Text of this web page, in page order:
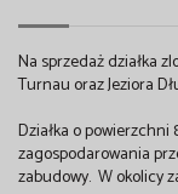
Na sprzedaż działka
Turnau oraz Jeziora
Działka o powierzchni
zagospodarowania
zabudowy. W okolicy